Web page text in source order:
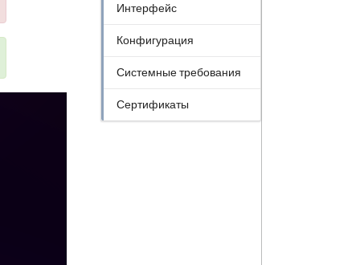
Интерфейс
Конфигурация
Системные требования
Сертификаты